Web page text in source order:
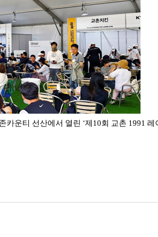
운티 선산에서 열린 ‘제10회 교촌 1991